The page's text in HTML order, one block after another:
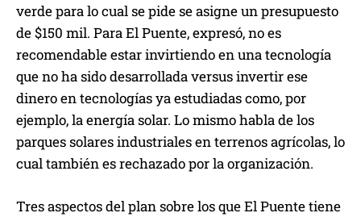
verde para lo cual se pide se asigne un presupuesto
de $150 mil. Para El Puente, expresó, no es
recomendable estar invirtiendo en una tecnología
que no ha sido desarrollada versus invertir ese
dinero en tecnologías ya estudiadas como, por
ejemplo, la energía solar. Lo mismo habla de los
parques solares industriales en terrenos agrícolas, lo
cual también es rechazado por la organización.
Tres aspectos del plan sobre los que El Puente tiene